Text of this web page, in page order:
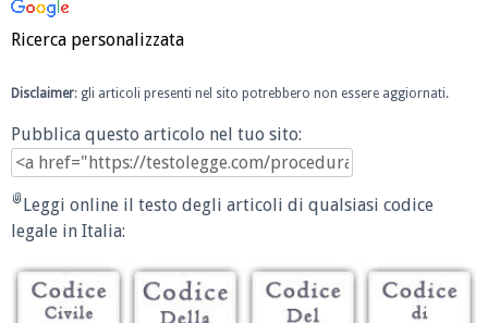
Ricerca personalizzata
Disclaimer: gli articoli presenti nel sito potrebbero non essere aggiornati.
Pubblica questo articolo nel tuo sito:
Leggi online il testo degli articoli di qualsiasi codice
legale in Italia: